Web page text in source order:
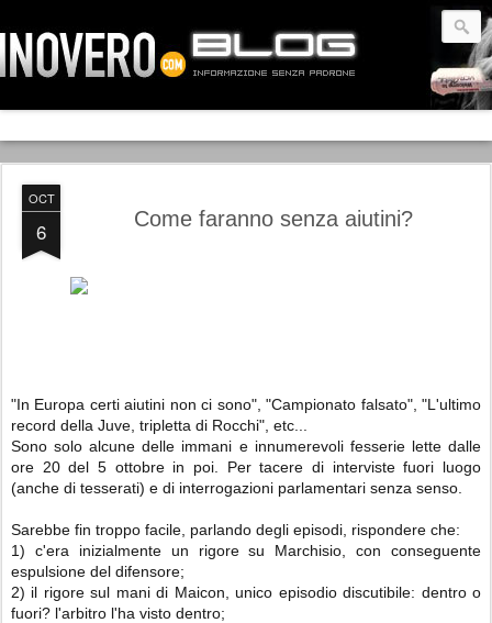
OCT
6 Come faranno senza aiutini?
"In Europa certi aiutini non ci sono", "Campionato falsato", "L'ultimo
record della Juve, tripletta di Rocchi", etc...
Sono solo alcune delle immani e innumerevoli fesserie lette dalle
ore 20 del 5 ottobre in poi. Per tacere di interviste fuori luogo
(anche di tesserati) e di interrogazioni parlamentari senza senso.
Sarebbe fin troppo facile, parlando degli episodi, rispondere che:
1) c'era inizialmente un rigore su Marchisio, con conseguente
espulsione del difensore;
2) il rigore sul mani di Maicon, unico episodio discutibile: dentro o
fuori? l'arbitro l'ha visto dentro;